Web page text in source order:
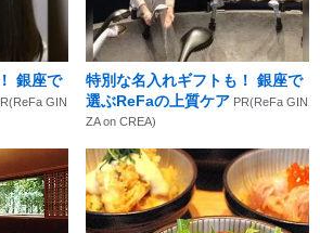
銀座で
GIN
特別な名入れギフトも！ 銀座で
選ぶReFaの上質ケア PR(ReFa GIN
ZA on CREA)